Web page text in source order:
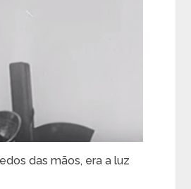
das mãos, era a luz